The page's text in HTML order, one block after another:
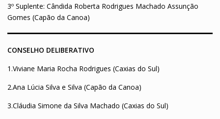
3º Suplente: Cândida Roberta Rodrigues Machado Assunção
Gomes (Capão da Canoa)
CONSELHO DELIBERATIVO
1.Viviane Maria Rocha Rodrigues (Caxias do Sul)
2.Ana Lúcia Silva e Silva (Capão da Canoa)
3.Cláudia Simone da Silva Machado (Caxias do Sul)